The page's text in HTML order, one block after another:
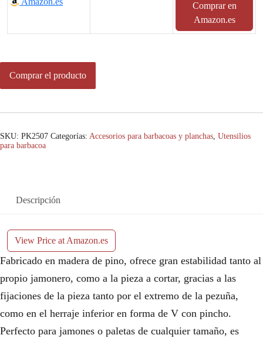
Comprar en
Amazon.es
Comprar el producto
SKU: PK2507 Categorías: Accesorios para barbacoas y planchas, Utensilios
para barbacoa
Descripción
View Price at Amazon.es
Fabricado en madera de pino, ofrece gran estabilidad tanto al
propio jamonero, como a la pieza a cortar, gracias a las
fijaciones de la pieza tanto por el extremo de la pezuña,
como en el herraje inferior en forma de V con pincho.
Perfecto para jamones o paletas de cualquier tamaño, es